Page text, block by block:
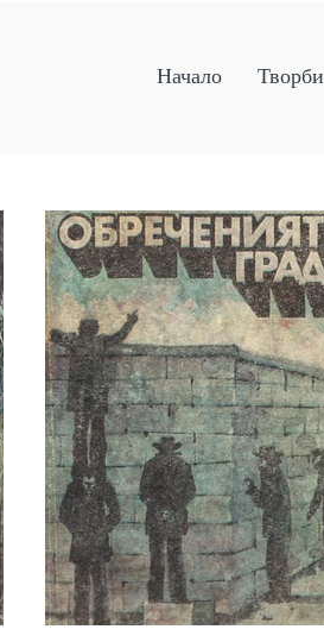
Начало Творби